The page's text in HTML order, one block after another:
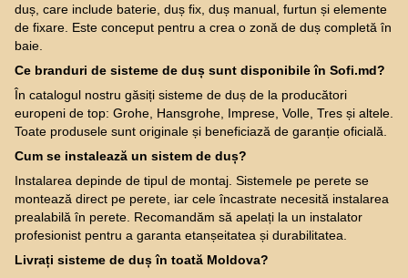
duș, care include baterie, duș fix, duș manual, furtun și elemente
de fixare. Este conceput pentru a crea o zonă de duș completă în
baie.
Ce branduri de sisteme de duș sunt disponibile în Sofi.md?
În catalogul nostru găsiți sisteme de duș de la producători
europeni de top: Grohe, Hansgrohe, Imprese, Volle, Tres și altele.
Toate produsele sunt originale și beneficiază de garanție oficială.
Cum se instalează un sistem de duș?
Instalarea depinde de tipul de montaj. Sistemele pe perete se
montează direct pe perete, iar cele încastrate necesită instalarea
prealabilă în perete. Recomandăm să apelați la un instalator
profesionist pentru a garanta etanșeitatea și durabilitatea.
Livrați sisteme de duș în toată Moldova?